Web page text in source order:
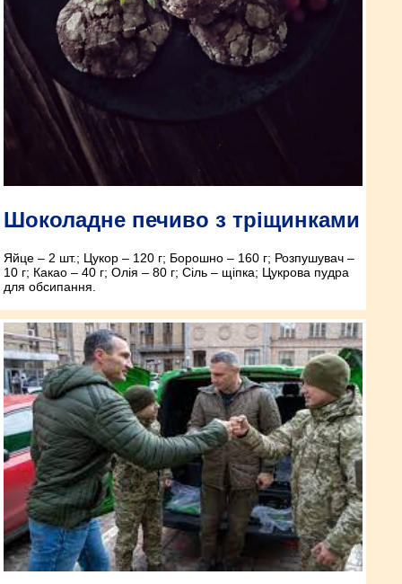
Шоколадне печиво з тріщинками
Яйце – 2 шт.; Цукор – 120 г; Борошно – 160 г; Розпушувач –
10 г; Какао – 40 г; Олія – 80 г; Сіль – щіпка; Цукрова пудра
для обсипання.